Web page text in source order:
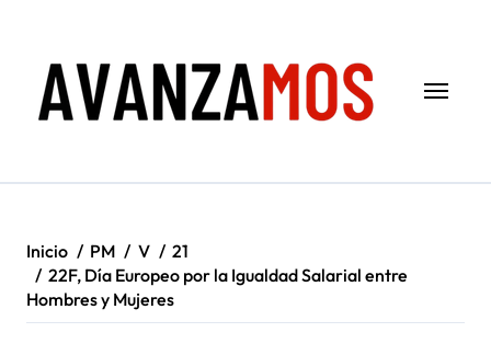
contenido
Inicio PM V
21
22F, Día Europeo por la Igualdad Salarial entre
Hombres y Mujeres